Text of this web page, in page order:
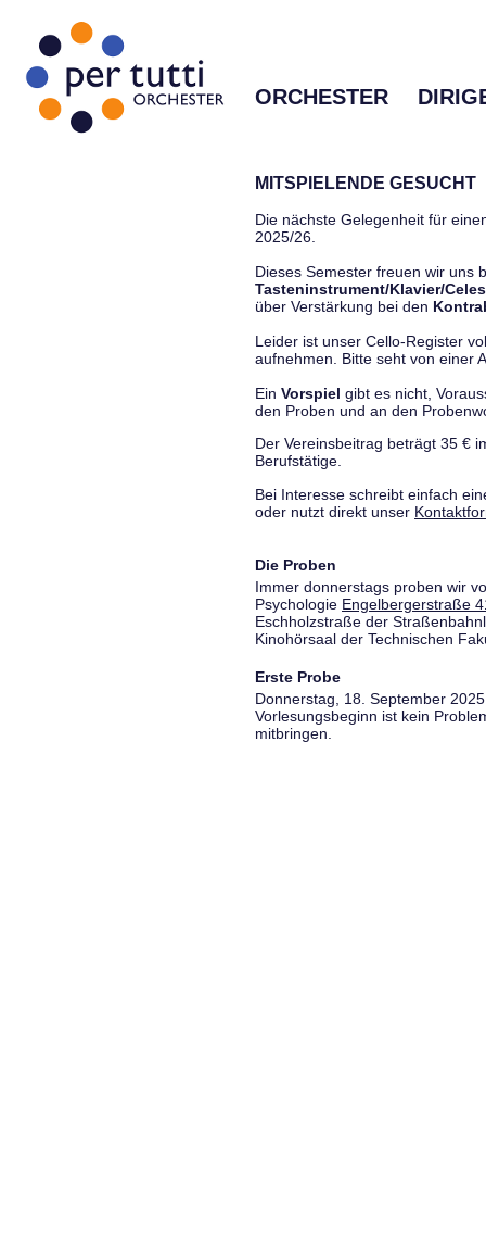
ORCHESTER
MITSPIELENDE GESUCHT
Die nächste Gelegenheit für
2025/26.
Dieses Semester freuen wir uns
Tasteninstrument/Klavier/
über Verstärkung bei den
Leider ist unser Cello-Register
aufnehmen. Bitte seht von einer
Ein Vorspiel gibt es nicht,
den Proben und an den
Der Vereinsbeitrag beträgt 35 €
Berufstätige.
Bei Interesse schreibt einfach
oder nutzt direkt unser
Die Proben
Immer donnerstags proben wir
Psychologie Engelbergerstraße
Eschholzstraße der
Kinohörsaal der Technischen
Erste Probe
Donnerstag, 18. September
Vorlesungsbeginn ist kein
mitbringen.